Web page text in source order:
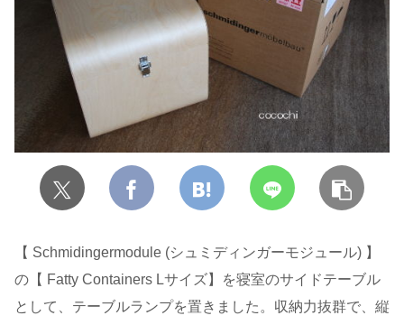
【 Schmidingermodule (シュミディンガーモジュール) 】
の【 Fatty Containers Lサイズ】を寝室のサイドテーブル
として、テーブルランプを置きました。収納力抜群で、縦